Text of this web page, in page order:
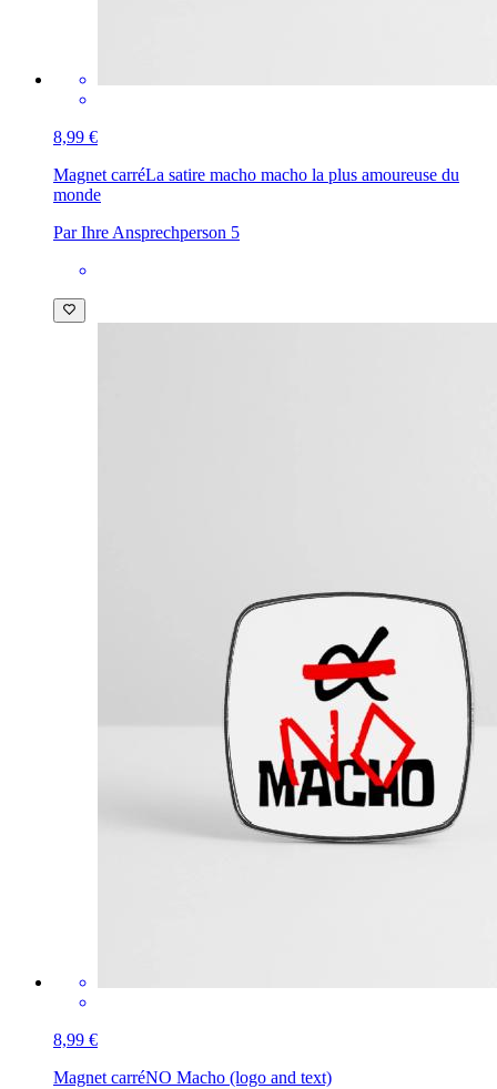
8,99 €
Magnet carréLa satire macho macho la plus amoureuse du
monde
Par Ihre Ansprechperson 5
8,99 €
Magnet carréNO Macho (logo and text)